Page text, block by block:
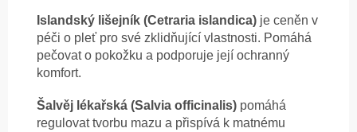
Islandský lišejník (Cetraria islandica) je ceněn v
péči o pleť pro své zklidňující vlastnosti. Pomáhá
pečovat o pokožku a podporuje její ochranný
komfort.
Šalvěj lékařská (Salvia officinalis) pomáhá
regulovat tvorbu mazu a přispívá k matnému